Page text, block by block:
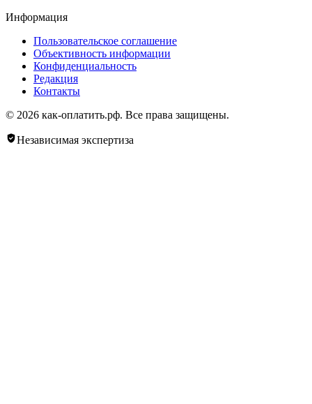
Информация
Пользовательское соглашение
Объективность информации
Конфиденциальность
Редакция
Контакты
© 2026 как-оплатить.рф. Все права защищены.
Независимая экспертиза